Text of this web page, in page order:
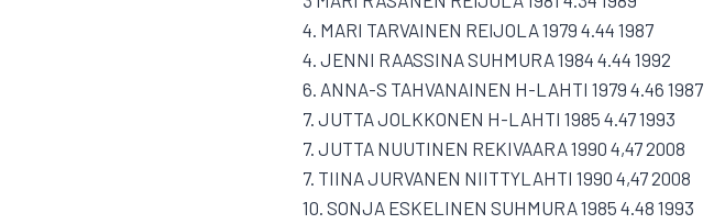
4. MARI TARVAINEN REIJOLA 1979 4.44 1987
4. JENNI RAASSINA SUHMURA 1984 4.44 1992
6. ANNA-S TAHVANAINEN H-LAHTI 1979 4.46 1987
7. JUTTA JOLKKONEN H-LAHTI 1985 4.47 1993
7. JUTTA NUUTINEN REKIVAARA 1990 4,47 2008
7. TIINA JURVANEN NIITTYLAHTI 1990 4,47 2008
10. SONJA ESKELINEN SUHMURA 1985 4.48 1993